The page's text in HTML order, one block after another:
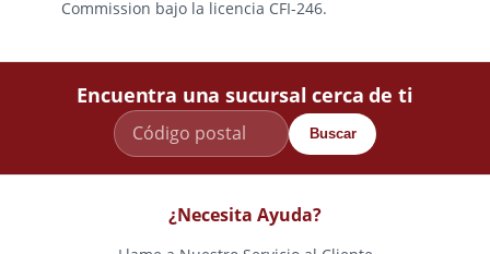
Commission bajo la licencia CFI-246.
Encuentra una sucursal cerca de ti
Buscar
¿Necesita Ayuda?